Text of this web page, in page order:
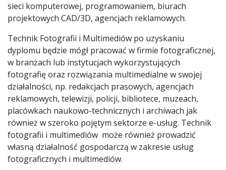
sieci komputerowej, programowaniem, biurach
projektowych CAD/3D, agencjach reklamowych.
Technik Fotografii i Multimediów po uzyskaniu
dyplomu będzie mógł pracować w firmie fotograficznej,
w branżach lub instytucjach wykorzystujących
fotografię oraz rozwiązania multimedialne w swojej
działalności, np. redakcjach prasowych, agencjach
reklamowych, telewizji, policji, bibliotece, muzeach,
placówkach naukowo-technicznych i archiwach jak
również w szeroko pojętym sektorze e-usług. Technik
fotografii i multimediów może również prowadzić
własną działalność gospodarczą w zakresie usług
fotograficznych i multimediów.